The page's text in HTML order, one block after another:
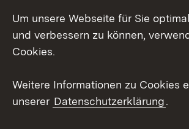
Mastodon
Youtube
Kontakt
Datenschutz
Um unsere Webseite für Sie
und verbessern zu können,
Cookies.
Weitere Informationen zu Cookies
unserer Datenschutzerklärung.